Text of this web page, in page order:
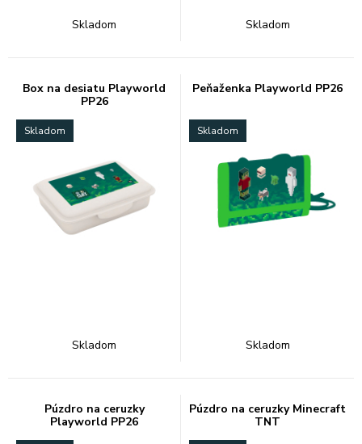
Skladom Skladom
Box na desiatu Playworld
PP26
Skladom
Skladom
Peňaženka Playworld PP26
Skladom
Skladom
Púzdro na ceruzky
Playworld PP26
Púzdro na ceruzky Minecraft
TNT